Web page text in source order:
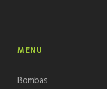
MENU
Bombas